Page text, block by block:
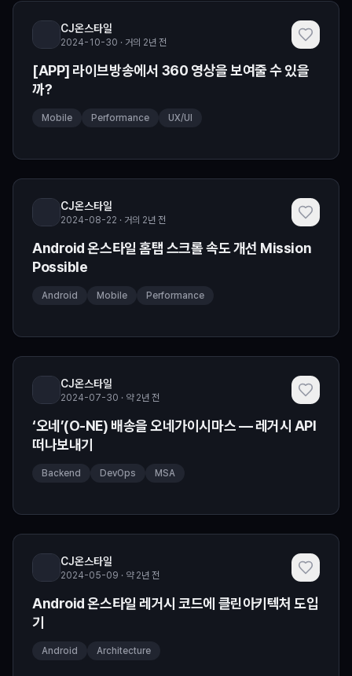
CJ온스타일
2024-10-30 · 거의 2년 전
[APP] 라이브방송에서 360 영상을 보여줄 수 있을
까?
Mobile Performance UX/UI
CJ온스타일
2024-08-22 · 거의 2년 전
Android 온스타일 홈탭 스크롤 속도 개선 Mission
Possible
Android Mobile Performance
CJ온스타일
2024-07-30 · 약 2년 전
‘오네’(O-NE) 배송을 오네가이시마스 — 레거시 API
떠나보내기
Backend DevOps MSA
CJ온스타일
2024-05-09 · 약 2년 전
Android 온스타일 레거시 코드에 클린아키텍처 도입
기
Android Architecture